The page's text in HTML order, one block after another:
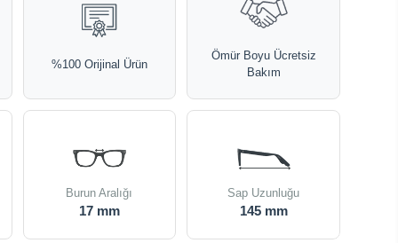
%100 Orijinal Ürün
Ömür Boyu Ücretsiz
Bakım
Burun Aralığı
17 mm
Sap Uzunluğu
145 mm